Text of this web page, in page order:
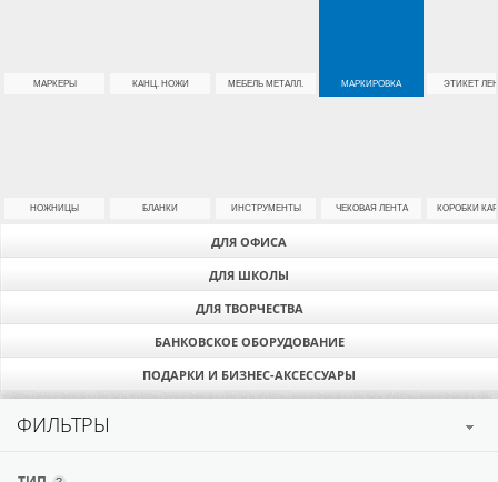
ДЛЯ ОФИСА
ДЛЯ ШКОЛЫ
ДЛЯ ТВОРЧЕСТВА
БАНКОВСКОЕ ОБОРУДОВАНИЕ
ПОДАРКИ И БИЗНЕС-АКСЕССУАРЫ
МАРКЕРЫ КАНЦ. НОЖИ МЕБЕЛЬ МЕТАЛЛ. МАРКИРОВКА ЭТИКЕТ
НОЖНИЦЫ БЛАНКИ ИНСТРУМЕНТЫ ЧЕКОВАЯ ЛЕНТА КОРОБКИ
ФИЛЬТРЫ